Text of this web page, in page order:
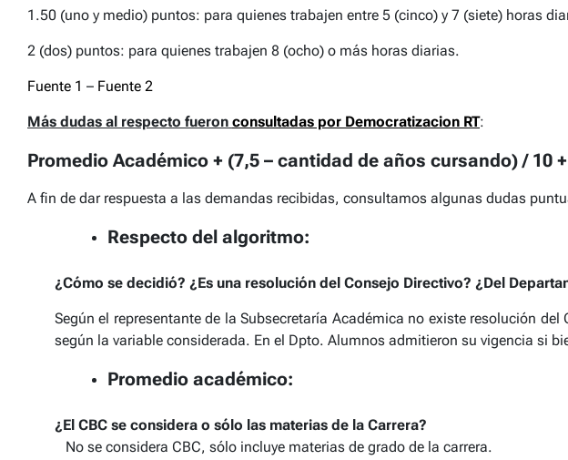
1.50 (uno y medio) puntos: para quienes trabajen entre 5 (cinco) y 7 (siete) horas
2 (dos) puntos: para quienes trabajen 8 (ocho) o más horas diarias.
Fuente 1 – Fuente 2
Más dudas al respecto fueron consultadas por Democratizacion RT:
Promedio Académico + (7,5 – cantidad de años cursando) / 10
A fin de dar respuesta a las demandas recibidas, consultamos algunas dudas
Respecto del algoritmo:
¿Cómo se decidió? ¿Es una resolución del Consejo Directivo? ¿Del
Según el representante de la Subsecretaría Académica no existe resolución
según la variable considerada. En el Dpto. Alumnos admitieron su vigencia si
Promedio académico:
¿El CBC se considera o sólo las materias de la Carrera?
No se considera CBC, sólo incluye materias de grado de la carrera.